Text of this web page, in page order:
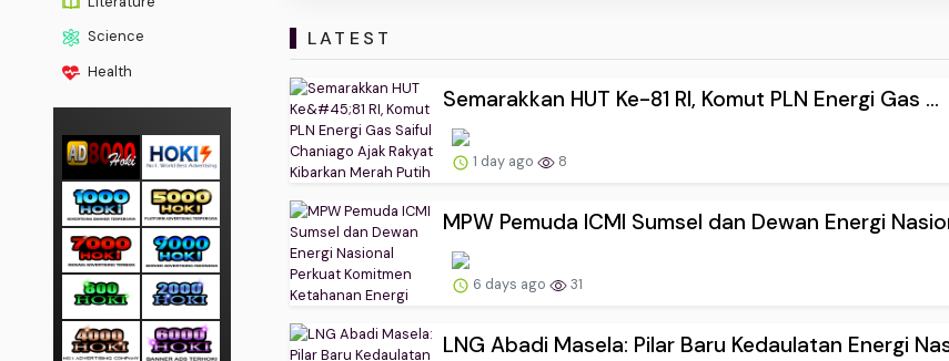
Science
Health
LATEST
Semarakkan HUT Ke-81 RI, Komut PLN Energi Gas ...
1 day ago 8
MPW Pemuda ICMI Sumsel dan Dewan Energi
6 days ago 31
LNG Abadi Masela: Pilar Baru Kedaulatan Energi